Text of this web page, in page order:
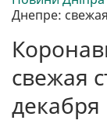
Днепре:
свежая
декабря